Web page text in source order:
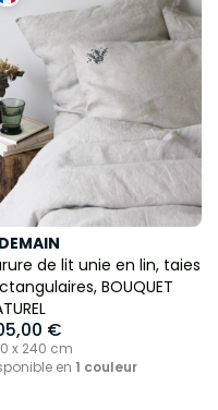
de lit unie en lin, taies
BOUQUET
€
x 240 cm
en 1 couleur